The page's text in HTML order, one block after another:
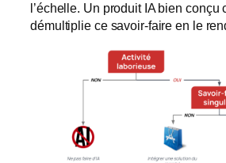
l’échelle. Un produit IA bien conçu
démultiplie ce savoir-faire en le